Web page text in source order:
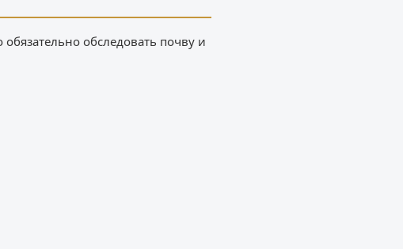
обследовать почву и